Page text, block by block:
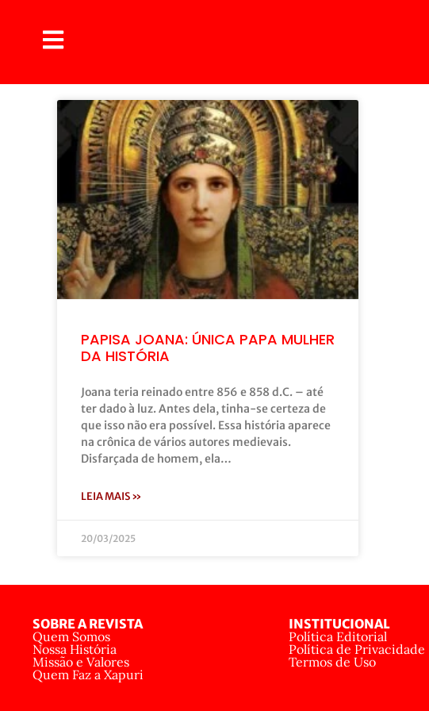
PAPISA JOANA: ÚNICA PAPA MULHER
DA HISTÓRIA
Joana teria reinado entre 856 e 858 d.C. – até
ter dado à luz. Antes dela, tinha-se certeza de
que isso não era possível. Essa história aparece
na crônica de vários autores medievais.
Disfarçada de homem, ela…
LEIA MAIS »
20/03/2025
SOBRE A REVISTA
Quem Somos
Nossa História
Missão e Valores
Quem Faz a Xapuri
INSTITUCIONAL
Política Editorial
Política de Privacidade
Termos de Uso